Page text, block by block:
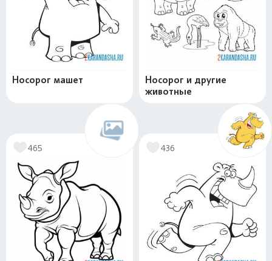
Носорог машет
Носорог и другие
животные
465 436